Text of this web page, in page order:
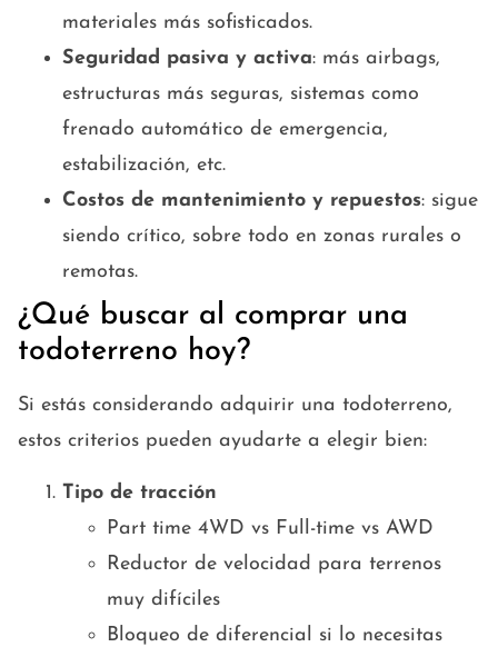
materiales más sofisticados.
Seguridad pasiva y activa: más airbags,
estructuras más seguras, sistemas como
frenado automático de emergencia,
estabilización, etc.
Costos de mantenimiento y repuestos: sigue
siendo crítico, sobre todo en zonas rurales o
remotas.
¿Qué buscar al comprar una
todoterreno hoy?
Si estás considerando adquirir una todoterreno,
estos criterios pueden ayudarte a elegir bien:
Tipo de tracción
Part time 4WD vs Full-time vs AWD
Reductor de velocidad para terrenos
muy difíciles
Bloqueo de diferencial si lo necesitas